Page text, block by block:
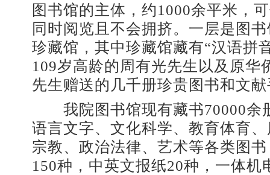
图书馆的主体，约1000余平米，
同时阅览且不会拥挤。一层是图
珍藏馆，其中珍藏馆藏有“汉语
109岁高龄的周有光先生以及原华
先生赠送的几千册珍贵图书和文
我院图书馆现有藏书70000余
语言文字、文化科学、教育体育
宗教、政治法律、艺术等各类图
150种，中英文报纸20种，一体机